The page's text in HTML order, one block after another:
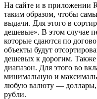
На сайте и в приложении
таким образом, чтобы
выдачи. Для этого в
дешевые». В этом случае
которые сдаются по
объекты будут
дешевых к дорогим.
диапазон. Для этого во
минимальную и
любую валюту — доллары,
рубли.